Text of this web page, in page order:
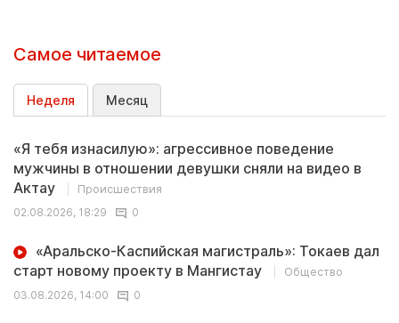
Самое читаемое
Неделя Месяц
«Я тебя изнасилую»: агрессивное поведение
мужчины в отношении девушки сняли на видео в
Актау
Происшествия
02.08.2026, 18:29
0
«Аральско-Каспийская магистраль»: Токаев дал
старт новому проекту в Мангистау
Общество
03.08.2026, 14:00
0